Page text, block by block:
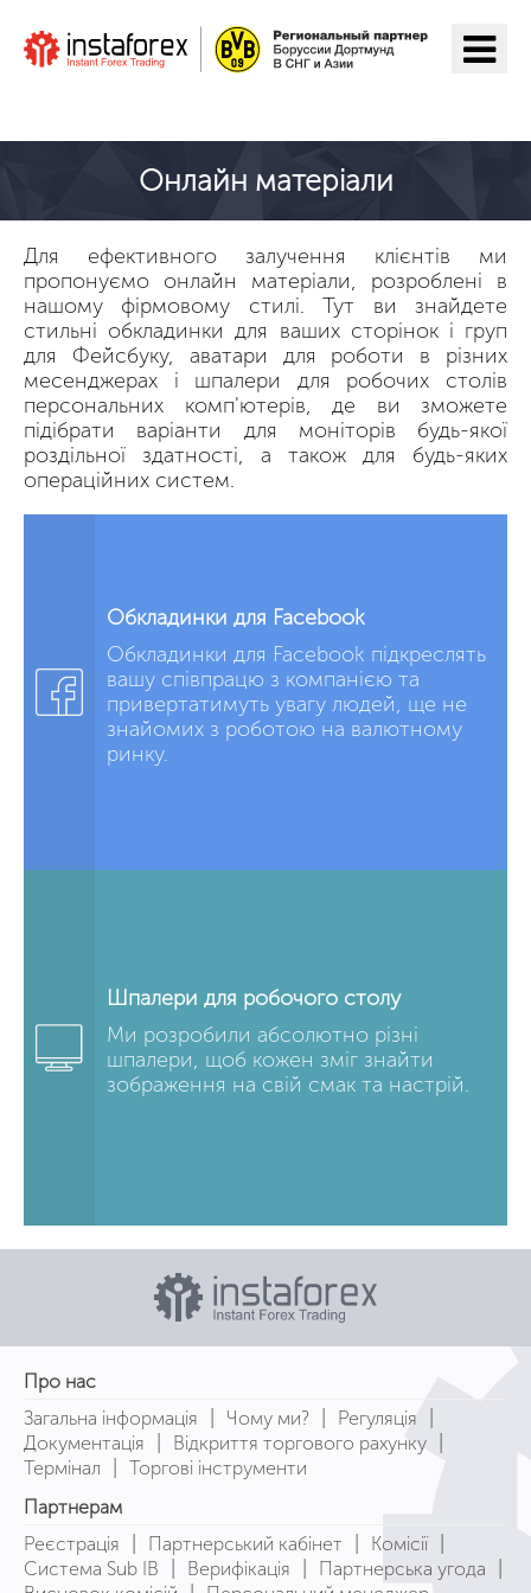
Онлайн матеріали
Для ефективного залучення клієнтів ми
пропонуємо онлайн матеріали, розроблені в
нашому фірмовому стилі. Тут ви знайдете
стильні обкладинки для ваших сторінок і груп
для Фейсбуку, аватари для роботи в різних
месенджерах і шпалери для робочих столів
персональних комп'ютерів, де ви зможете
підібрати варіанти для моніторів будь-якої
роздільної здатності, а також для будь-яких
операційних систем.
Обкладинки для Facebook
Обкладинки для Facebook підкреслять
вашу співпрацю з компанією та
привертатимуть увагу людей, ще не
знайомих з роботою на валютному
ринку.
Шпалери для робочого столу
Ми розробили абсолютно різні
шпалери, щоб кожен зміг знайти
зображення на свій смак та настрій.
Про нас
Загальна інформація
| Чому ми? | Регуляція |
Документація | Відкриття торгового рахунку |
Термінал | Торгові інструменти
Партнерам
Реєстрація
| Партнерський кабінет | Комісії |
Система Sub IB | Верифікація | Партнерська угода |